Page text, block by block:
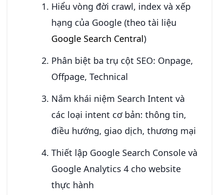
Hiểu vòng đời crawl, index và xếp
hạng của Google (theo tài liệu
Google Search Central)
Phân biệt ba trụ cột SEO: Onpage,
Offpage, Technical
Nắm khái niệm Search Intent và
các loại intent cơ bản: thông tin,
điều hướng, giao dịch, thương mại
Thiết lập Google Search Console và
Google Analytics 4 cho website
thực hành